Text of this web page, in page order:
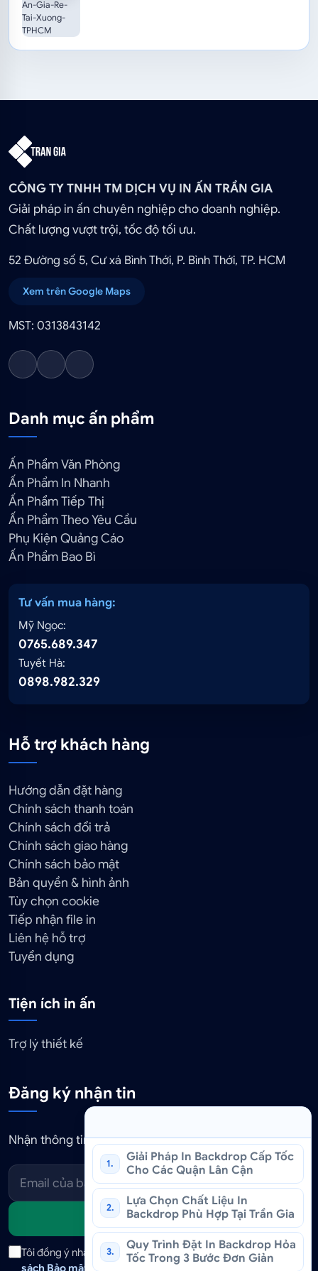
1.
Giải Pháp In Backdrop Cấp Tốc
Cho Các Quận Lân Cận
2.
Lựa Chọn Chất Liệu In
Backdrop Phù Hợp Tại Trần Gia
3.
Quy Trình Đặt In Backdrop Hỏa
Tốc Trong 3 Bước Đơn Giản
CÔNG TY TNHH TM DỊCH VỤ IN ẤN TRẦN GIA
Giải pháp in ấn chuyên nghiệp cho doanh nghiệp.
Chất lượng vượt trội, tốc độ tối ưu.
52 Đường số 5, Cư xá Bình Thới, P. Bình Thới, TP. HCM
Xem trên Google Maps
MST: 0313843142
Danh mục ấn phẩm
Ấn Phẩm Văn Phòng
Ấn Phẩm In Nhanh
Ấn Phẩm Tiếp Thị
Ấn Phẩm Theo Yêu Cầu
Phụ Kiện Quảng Cáo
Ấn Phẩm Bao Bì
Tư vấn mua hàng:
Mỹ Ngọc:
0765.689.347
Tuyết Hà:
0898.982.329
Hỗ trợ khách hàng
Hướng dẫn đặt hàng
Chính sách thanh toán
Chính sách đổi trả
Chính sách giao hàng
Chính sách bảo mật
Bản quyền & hình ảnh
Tùy chọn cookie
Tiếp nhận file in
Liên hệ hỗ trợ
Tuyển dụng
Tiện ích in ấn
Trợ lý thiết kế
Đăng ký nhận tin
Nhận thông tin khuyến mãi và báo giá in ấn mới nhất.
Gửi
Tôi đồng ý nhận tin tức và ưu đãi qua email. Tôi đã đọc Chính
sách Bảo mật
và có thể hủy đăng ký bất cứ lúc nào.